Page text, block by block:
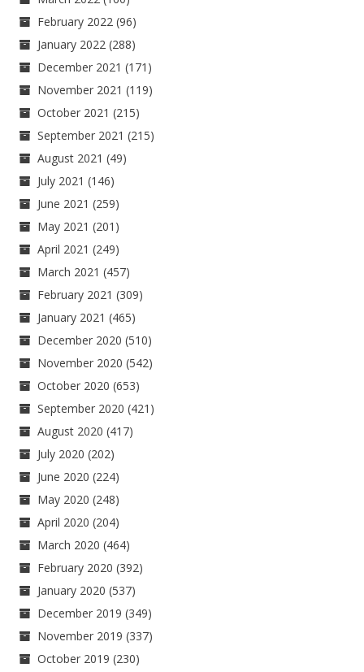
February 2022 (96)
January 2022 (288)
December 2021 (171)
November 2021 (119)
October 2021 (215)
September 2021 (215)
August 2021 (49)
July 2021 (146)
June 2021 (259)
May 2021 (201)
April 2021 (249)
March 2021 (457)
February 2021 (309)
January 2021 (465)
December 2020 (510)
November 2020 (542)
October 2020 (653)
September 2020 (421)
August 2020 (417)
July 2020 (202)
June 2020 (224)
May 2020 (248)
April 2020 (204)
March 2020 (464)
February 2020 (392)
January 2020 (537)
December 2019 (349)
November 2019 (337)
October 2019 (230)